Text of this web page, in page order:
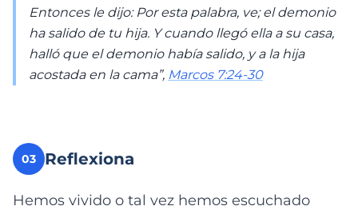
Entonces le dijo: Por esta palabra, ve; el demonio
ha salido de tu hija. Y cuando llegó ella a su casa,
halló que el demonio había salido, y a la hija
acostada en la cama”, Marcos 7:24-30
03 Reflexiona
Hemos vivido o tal vez hemos escuchado